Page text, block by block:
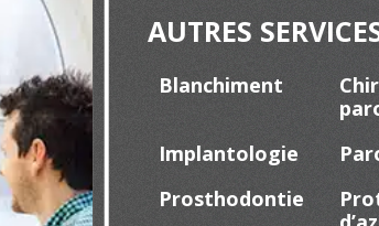
AUTRES
Blanchiment
Implantologie
Prosthodontie